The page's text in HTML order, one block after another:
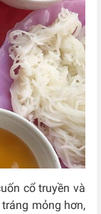
cổ truyền và
mỏng hơn,